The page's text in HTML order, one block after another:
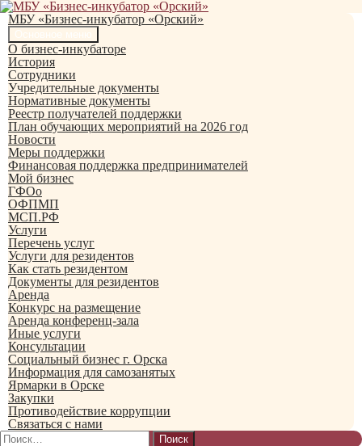
Перейти
содержимому
МБУ «Бизнес-инкубатор «Орский»
Поиск
О бизнес-инкубаторе
История
Сотрудники
Учредительные документы
Нормативные документы
Реестр получателей поддержки
План обучающих мероприятий на 2026 год
Новости
Меры поддержки
Финансовая поддержка предпринимателей
Мой бизнес
ГФОо
ОФПМП
МСП.РФ
Услуги
Перечень услуг
Услуги для резидентов
Как стать резидентом
Документы для резидентов
Аренда
Конкурс на размещение
Аренда конференц-зала
Иные услуги
Консультации
Социальный бизнес г. Орска
Информация для самозанятых
Ярмарки в Орске
Закупки
Противодействие коррупции
Связаться с нами
Найти: